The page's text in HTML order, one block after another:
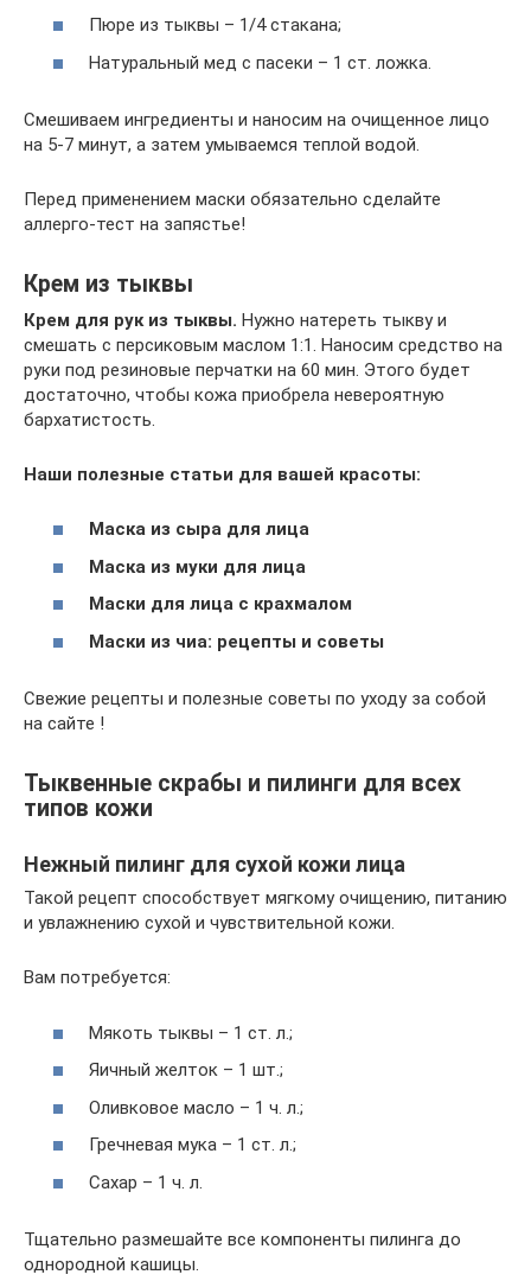
Пюре из тыквы – 1/4 стакана;
Натуральный мед с пасеки – 1 ст. ложка.
Смешиваем ингредиенты и наносим на очищенное лицо
на 5-7 минут, а затем умываемся теплой водой.
Перед применением маски обязательно сделайте
аллерго-тест на запястье!
Крем из тыквы
Крем для рук из тыквы. Нужно натереть тыкву и
смешать с персиковым маслом 1:1. Наносим средство на
руки под резиновые перчатки на 60 мин. Этого будет
достаточно, чтобы кожа приобрела невероятную
бархатистость.
Наши полезные статьи для вашей красоты:
Маска из сыра для лица
Маска из муки для лица
Маски для лица с крахмалом
Маски из чиа: рецепты и советы
Свежие рецепты и полезные советы по уходу за собой
на сайте !
Тыквенные скрабы и пилинги для всех
типов кожи
Нежный пилинг для сухой кожи лица
Такой рецепт способствует мягкому очищению, питанию
и увлажнению сухой и чувствительной кожи.
Вам потребуется:
Мякоть тыквы – 1 ст. л.;
Яичный желток – 1 шт.;
Оливковое масло – 1 ч. л.;
Гречневая мука – 1 ст. л.;
Сахар – 1 ч. л.
Тщательно размешайте все компоненты пилинга до
однородной кашицы.